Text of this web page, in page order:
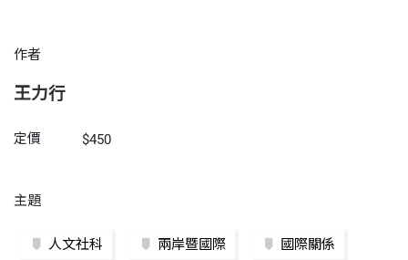
作者
王力行
定價 $450
主題
人文社科 兩岸暨國際 國際關係